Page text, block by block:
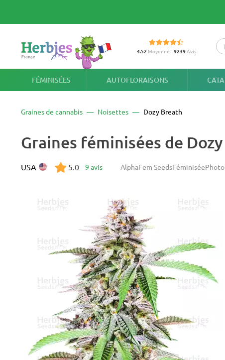
4.52 Moyenne 9239Avis
FÉMINISÉES AUTOFLORAISONS
Graines de cannabis Noisettes Dozy Breath
Graines féminisées de
AlphaFem SeedsFéminisée
USA 5.0 9 avis